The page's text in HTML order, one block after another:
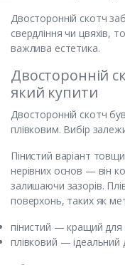
Двосторонній скотч
свердління чи цвяхів,
важлива естетика.
Двосторонній
який купити
Двосторонній скотч
плівковим. Вибір
Пінистий варіант
нерівних основ — він
залишаючи зазорів.
поверхонь, таких як
пінистий — кращий для
плівковий — ідеальний